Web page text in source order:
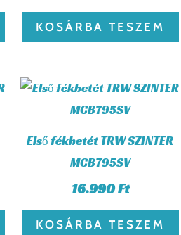
KOSÁRBA TESZEM
Első fékbetét TRW SZINTER
MCB795SV
16.990Ft
KOSÁRBA TESZEM